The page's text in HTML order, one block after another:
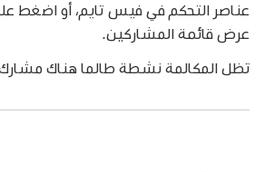
عناصر التحكم في فيس تايم، أو اضغط
عرض قائمة المشاركين.
تظل المكالمة نشطة طالما هناك مشارك